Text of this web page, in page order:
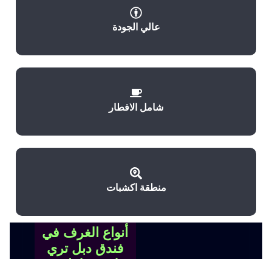
عالي الجودة
شامل الافطار
منطقة اكشبات
أنواع الغرف في
فندق دبل تري